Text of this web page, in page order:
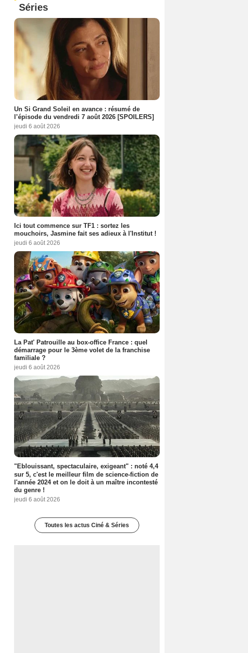
Séries
Un Si Grand Soleil en avance : résumé de
l’épisode du vendredi 7 août 2026 [SPOILERS]
jeudi 6 août 2026
Ici tout commence sur TF1 : sortez les
mouchoirs, Jasmine fait ses adieux à l'Institut !
jeudi 6 août 2026
La Pat' Patrouille au box-office France : quel
démarrage pour le 3ème volet de la franchise
familiale ?
jeudi 6 août 2026
"Eblouissant, spectaculaire, exigeant" : noté 4,4
sur 5, c'est le meilleur film de science-fiction de
l'année 2024 et on le doit à un maître incontesté
du genre !
jeudi 6 août 2026
Toutes les actus Ciné & Séries